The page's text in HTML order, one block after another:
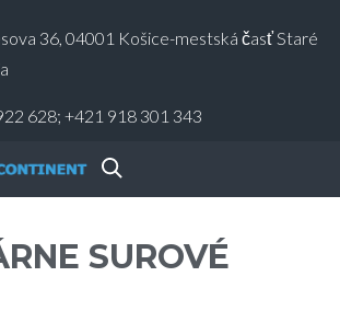
36, 04001 Košice-mestská časť Staré
628; +421 918 301 343
SUROVÉ